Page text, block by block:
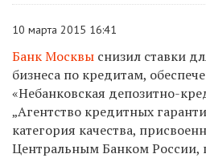
10 марта 2015 16:41
Банк Москвы снизил ставки
бизнеса по кредитам,
«Небанковская депозитно-
„Агентство кредитных
категория качества,
Центральным Банком России,